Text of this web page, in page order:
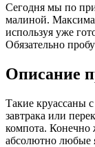
Сегодня мы по
малиной.
используя уже
Обязательно
Описание
Такие круассаны
завтрака или
компота. Конечно
абсолютно любые